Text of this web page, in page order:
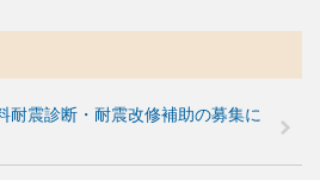
震診断・耐震改修補助の募集に